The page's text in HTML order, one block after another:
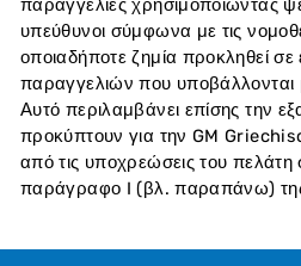
παραγγελίες χρησιμοποιώντας
υπεύθυνοι σύμφωνα με τις
οποιαδήποτε ζημία προκληθεί
παραγγελιών που υποβάλλονται
Αυτό περιλαμβάνει επίσης την
προκύπτουν για την GM
από τις υποχρεώσεις του
παράγραφο I (βλ. παραπάνω)